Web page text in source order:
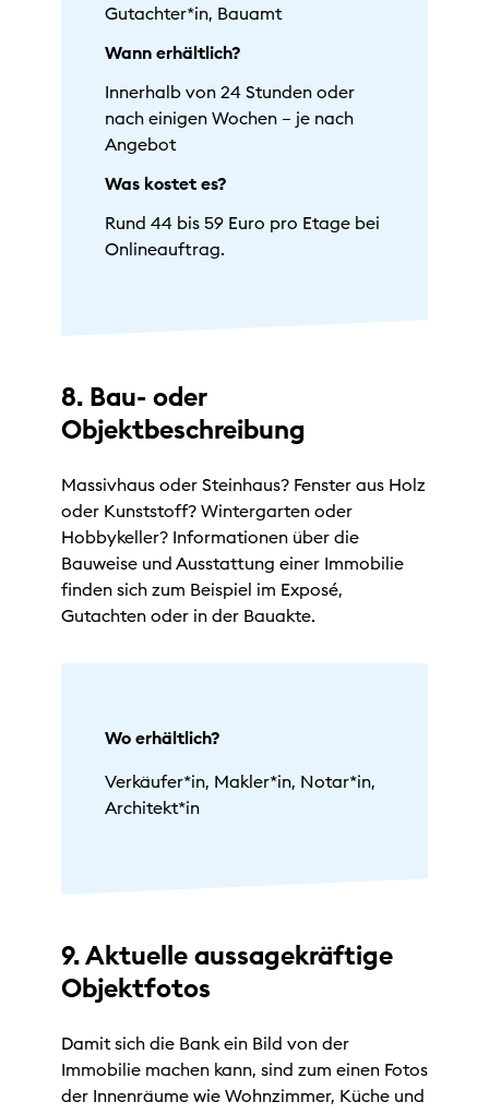
Gutachter*in, Bauamt
Wann erhältlich?
Innerhalb von 24 Stunden oder
nach einigen Wochen – je nach
Angebot
Was kostet es?
Rund 44 bis 59 Euro pro Etage bei
Onlineauftrag.
8. Bau- oder
Objektbeschreibung
Massivhaus oder Steinhaus? Fenster aus Holz
oder Kunststoff? Wintergarten oder
Hobbykeller? Informationen über die
Bauweise und Ausstattung einer Immobilie
finden sich zum Beispiel im Exposé,
Gutachten oder in der Bauakte.
Wo erhältlich?
Verkäufer*in, Makler*in, Notar*in,
Architekt*in
9. Aktuelle aussagekräftige
Objektfotos
Damit sich die Bank ein Bild von der
Immobilie machen kann, sind zum einen Fotos
der Innenräume wie Wohnzimmer, Küche und